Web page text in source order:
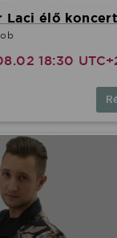
Laci élő koncert
18:30